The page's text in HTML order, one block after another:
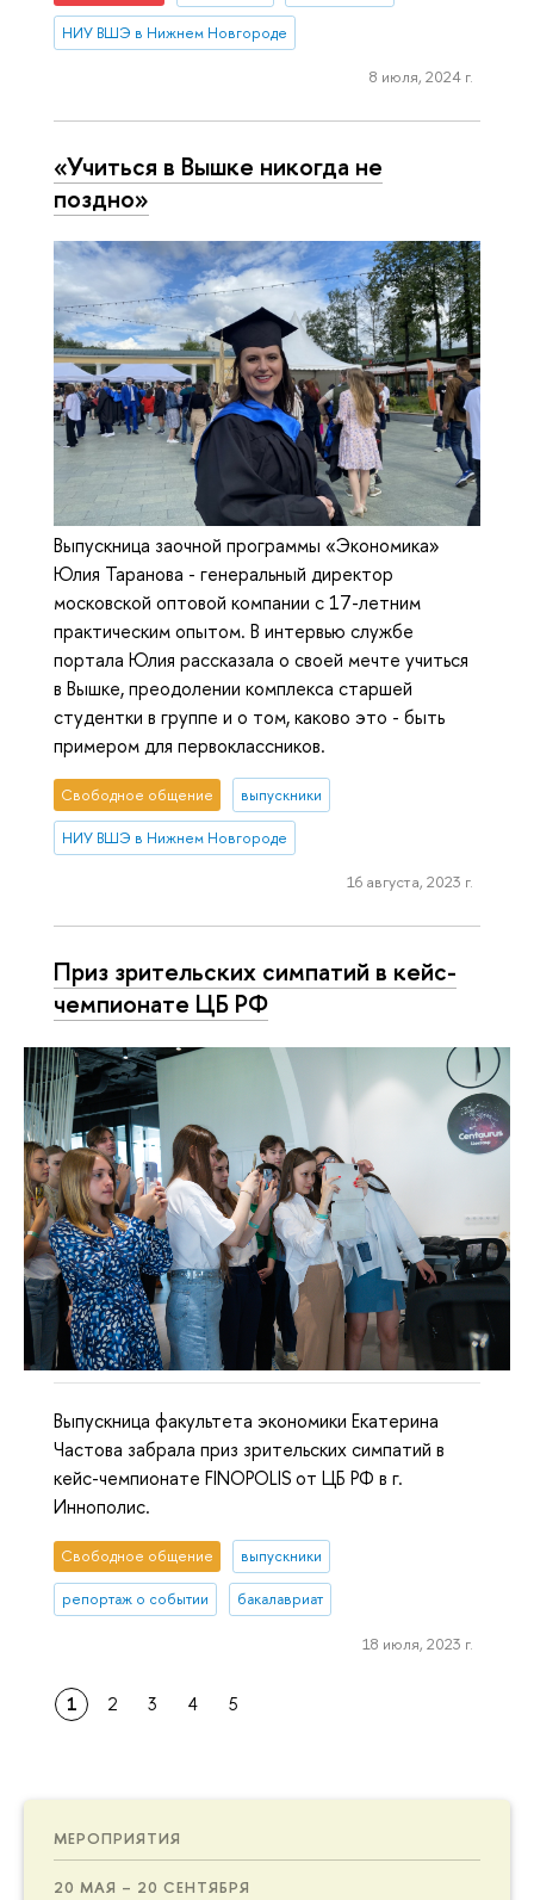
МЕРОПРИЯТИЯ
20 МАЯ – 20 СЕНТЯБРЯ
НИУ ВШЭ в Нижнем Новгороде
8 июля, 2024 г.
«Учиться в Вышке никогда не
поздно»
Выпускница заочной программы «Экономика»
Юлия Таранова - генеральный директор
московской оптовой компании с 17-летним
практическим опытом. В интервью службе
портала Юлия рассказала о своей мечте учиться
в Вышке, преодолении комплекса старшей
студентки в группе и о том, каково это - быть
примером для первоклассников.
Свободное общение выпускники
НИУ ВШЭ в Нижнем Новгороде
16 августа, 2023 г.
Приз зрительских симпатий в кейс-
чемпионате ЦБ РФ
Выпускница факультета экономики Екатерина
Частова забрала приз зрительских симпатий в
кейс-чемпионате FINOPOLIS от ЦБ РФ в г.
Иннополис.
Свободное общение выпускники
репортаж о событии бакалавриат
18 июля, 2023 г.
1 2 3 4 5